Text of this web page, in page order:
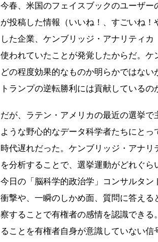
今春、米国のフェイスブックのユーザ
が投稿した情報（いいね！、すごいね
した企業、ケンブリッジ・アナリティカ
使われていたことが発覚したからだ。
どの程度効果的なものか明らかではない
トランプの逆転勝利には貢献しているの
だが、ラテン・アメリカの最近の選挙
ような野心的なデータ科学者たちにと
時代遅れだった。ケンブリッジ・アナ
を分析することで、選挙運動がどれぐら
今日の「脳科学的政治学」コンサルタ
衝撃や、一瞬のしかめ面、質問に答え
察することで有権者の感情を認識でき
ることを有権者自身が意識していない